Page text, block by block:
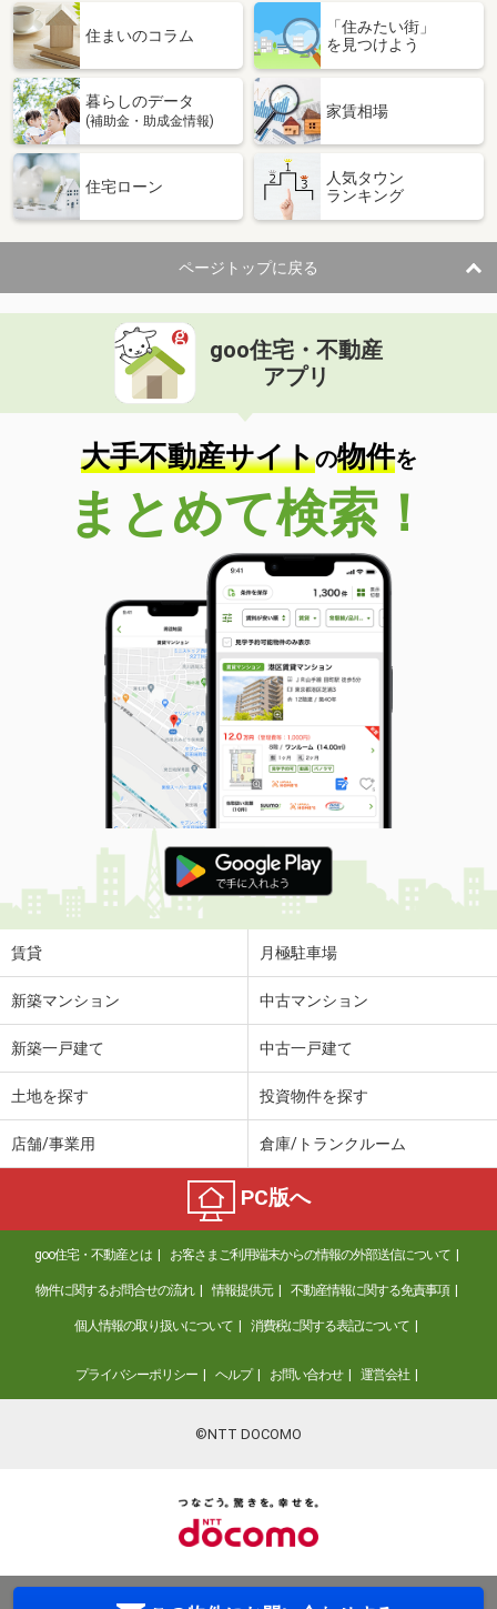
住まいのコラム
「住みたい街」
を見つけよう
暮らしのデータ
(補助金・助成金情報)
家賃相場
住宅ローン
人気タウン
ランキング
ページトップに戻る
goo住宅・不動産
アプリ
大手不動産サイトの物件を
まとめて検索！
賃貸 月極駐車場
新築マンション 中古マンション
新築一戸建て 中古一戸建て
土地を探す 投資物件を探す
店舗/事業用 倉庫/トランクルーム
PC版へ
goo住宅・不動産とは お客さまご利用端末からの情報の外部送信について
物件に関するお問合せの流れ 情報提供元 不動産情報に関する免責事項
個人情報の取り扱いについて 消費税に関する表記について
プライバシーポリシー ヘルプ お問い合わせ 運営会社
©NTT DOCOMO